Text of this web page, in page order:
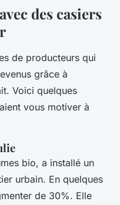
des casiers
de producteurs qui
grâce à
Voici quelques
vous motiver à
bio, a installé un
urbain. En quelques
de 30%. Elle